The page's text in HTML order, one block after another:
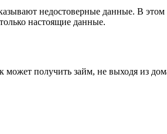
недостоверные данные. В этом
настоящие данные.
получить займ, не выходя из